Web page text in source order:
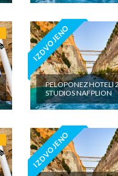
IZDVOJENO
PELOPONEZ HOTELI
STUDIOS NAFPLION
IZDVOJENO